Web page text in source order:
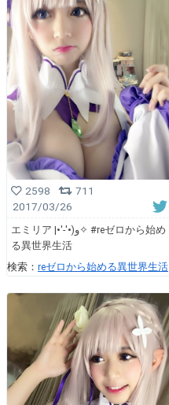
2598
711
2017/03/26
エミリア |•'-'•)و✧ #reゼロから始め
る異世界生活
検索： reゼロから始める異世界生活